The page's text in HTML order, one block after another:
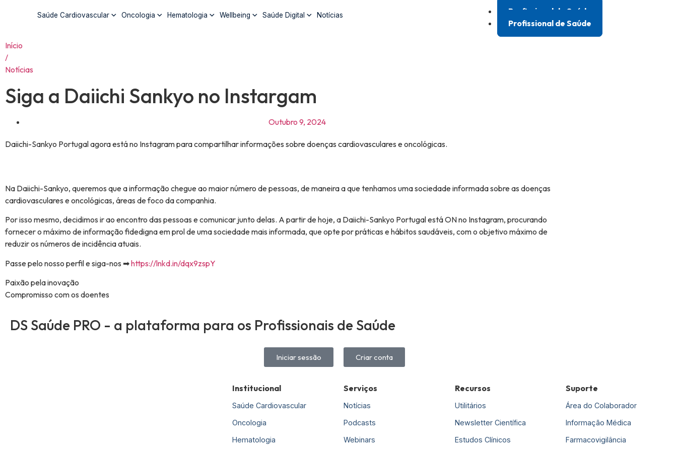
Saúde Cardiovascular Oncologia Hematologia Wellbeing Saúde Digital Notícias
Profissional de Saúde
Profissional de Saúde
Início
/
Notícias
Siga a Daiichi Sankyo no Instargam
Outubro 9, 2024
Daiichi-Sankyo Portugal agora está no Instagram para compartilhar informações sobre doenças cardiovasculares e oncológicas.
Na Daiichi-Sankyo, queremos que a informação chegue ao maior número de pessoas, de maneira a que tenhamos uma sociedade informada sobre as doenças
cardiovasculares e oncológicas, áreas de foco da companhia.
Por isso mesmo, decidimos ir ao encontro das pessoas e comunicar junto delas. A partir de hoje, a Daiichi-Sankyo Portugal está ON no Instagram, procurando
fornecer o máximo de informação fidedigna em prol de uma sociedade mais informada, que opte por práticas e hábitos saudáveis, com o objetivo máximo de
reduzir os números de incidência atuais.
Passe pelo nosso perfil e siga-nos ➡https://lnkd.in/dqx9zspY
Paixão pela inovação
Compromisso com os doentes
DS Saúde PRO - a plataforma para os Profissionais de Saúde
Iniciar sessão Criar conta
Institucional
Saúde Cardiovascular
Oncologia
Hematologia
Serviços
Notícias
Podcasts
Webinars
Recursos
Utilitários
Newsletter Científica
Estudos Clínicos
Suporte
Área do Colaborador
Informação Médica
Farmacovigilância